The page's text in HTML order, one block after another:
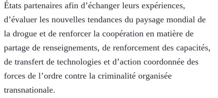
États partenaires afin d’échanger leurs expériences,
d’évaluer les nouvelles tendances du paysage mondial de
la drogue et de renforcer la coopération en matière de
partage de renseignements, de renforcement des capacités,
de transfert de technologies et d’action coordonnée des
forces de l’ordre contre la criminalité organisée
transnationale.